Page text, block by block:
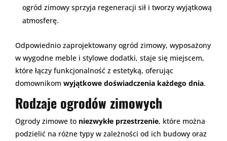
ogród zimowy sprzyja regeneracji sił i tworzy wyjątkową
atmosferę.
Odpowiednio zaprojektowany ogród zimowy, wyposażony
w wygodne meble i stylowe dodatki, staje się miejscem,
które łączy funkcjonalność z estetyką, oferując
domownikom wyjątkowe doświadczenia każdego dnia.
Rodzaje ogrodów zimowych
Ogrody zimowe to niezwykłe przestrzenie, które można
podzielić na różne typy w zależności od ich budowy oraz